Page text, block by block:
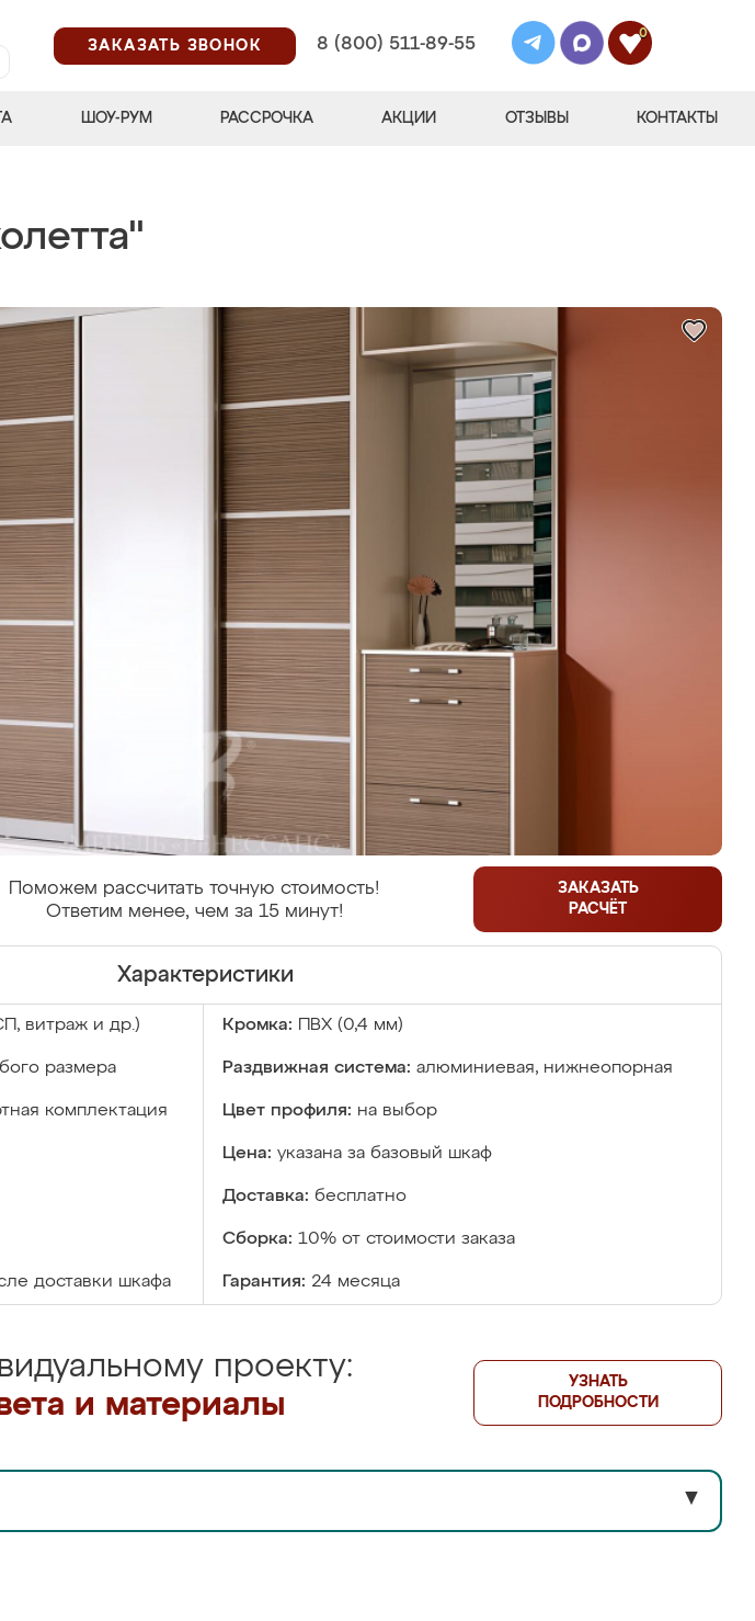
ЗАКАЗАТЬ ЗВОНОК
8 (800) 511-89-55
0
ШОУ-РУМ РАССРОЧКА АКЦИИ ОТЗЫВЫ КОНТАКТЫ
Поможем рассчитать точную стоимость!
Ответим менее, чем за 15 минут!
ЗАКАЗАТЬ
РАСЧЁТ
Характеристики
витраж и др.) Кромка: ПВХ (0,4 мм)
размера Раздвижная система: алюминиевая, нижнеопорная
комплектация Цвет профиля: на выбор
Цена: указана за базовый шкаф
Доставка: бесплатно
Сборка: 10% от стоимости заказа
доставки шкафа Гарантия: 24 месяца
проекту:
и материалы
УЗНАТЬ
ПОДРОБНОСТИ
▼